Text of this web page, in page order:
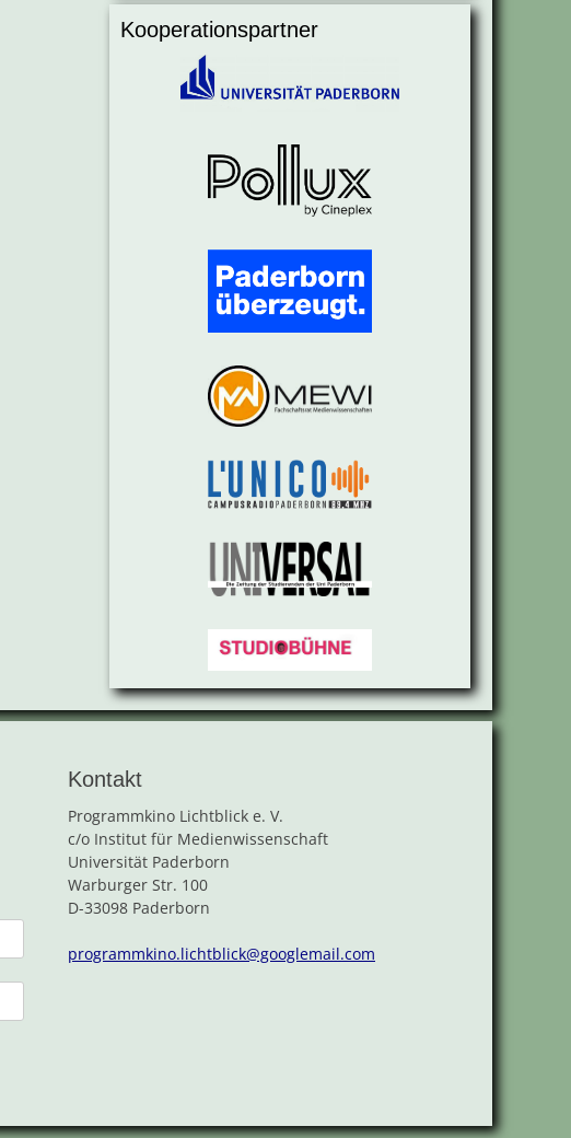
Kooperationspartner
Kontakt
Programmkino Lichtblick e. V.
c/o Institut für Medienwissenschaft
Universität Paderborn
Warburger Str. 100
D-33098 Paderborn
programmkino.lichtblick@googlemail.com